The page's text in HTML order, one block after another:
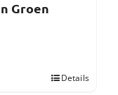
Groen
Details